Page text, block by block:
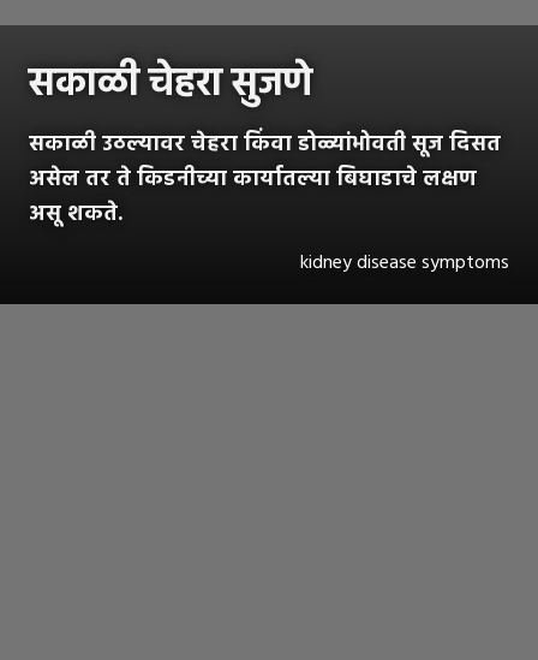
सकाळी चेहरा सुजणे
सकाळी उठल्यावर चेहरा किंवा डोळ्यांभोवती सूज दिसत
असेल तर ते किडनीच्या कार्यातल्या बिघाडाचे लक्षण
असू शकते.
kidney disease symptoms